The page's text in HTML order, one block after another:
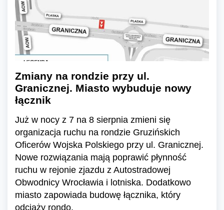
Zmiany na rondzie przy ul.
Granicznej. Miasto wybuduje nowy
łącznik
Już w nocy z 7 na 8 sierpnia zmieni się
organizacja ruchu na rondzie Gruzińskich
Oficerów Wojska Polskiego przy ul. Granicznej.
Nowe rozwiązania mają poprawić płynność
ruchu w rejonie zjazdu z Autostradowej
Obwodnicy Wrocławia i lotniska. Dodatkowo
miasto zapowiada budowę łącznika, który
odciąży rondo.